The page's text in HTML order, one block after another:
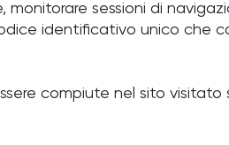
monitorare sessioni di
identificativo unico che
compiute nel sito